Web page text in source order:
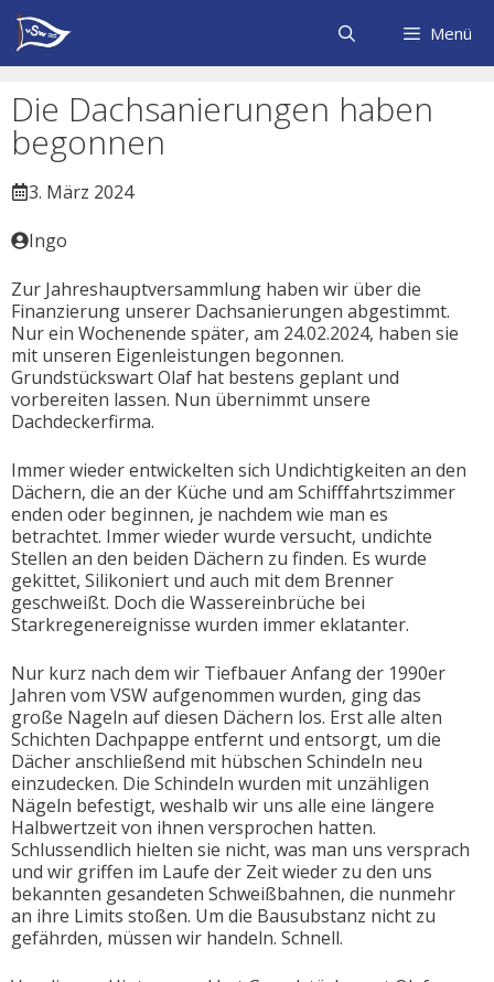
Zum
Inhalt
springen
Menü
Die Dachsanierungen haben
begonnen
3. März 2024
Ingo
Zur Jahreshauptversammlung haben wir über die
Finanzierung unserer Dachsanierungen abgestimmt.
Nur ein Wochenende später, am 24.02.2024, haben sie
mit unseren Eigenleistungen begonnen.
Grundstückswart Olaf hat bestens geplant und
vorbereiten lassen. Nun übernimmt unsere
Dachdeckerfirma.
Immer wieder entwickelten sich Undichtigkeiten an den
Dächern, die an der Küche und am Schifffahrtszimmer
enden oder beginnen, je nachdem wie man es
betrachtet. Immer wieder wurde versucht, undichte
Stellen an den beiden Dächern zu finden. Es wurde
gekittet, Silikoniert und auch mit dem Brenner
geschweißt. Doch die Wassereinbrüche bei
Starkregenereignisse wurden immer eklatanter.
Nur kurz nach dem wir Tiefbauer Anfang der 1990er
Jahren vom VSW aufgenommen wurden, ging das
große Nageln auf diesen Dächern los. Erst alle alten
Schichten Dachpappe entfernt und entsorgt, um die
Dächer anschließend mit hübschen Schindeln neu
einzudecken. Die Schindeln wurden mit unzähligen
Nägeln befestigt, weshalb wir uns alle eine längere
Halbwertzeit von ihnen versprochen hatten.
Schlussendlich hielten sie nicht, was man uns versprach
und wir griffen im Laufe der Zeit wieder zu den uns
bekannten gesandeten Schweißbahnen, die nunmehr
an ihre Limits stoßen. Um die Bausubstanz nicht zu
gefährden, müssen wir handeln. Schnell.